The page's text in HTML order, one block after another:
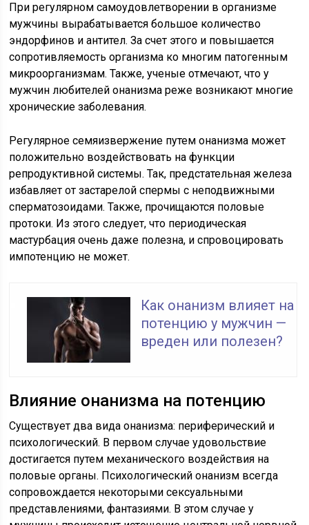
При регулярном самоудовлетворении в организме
мужчины вырабатывается большое количество
эндорфинов и антител. За счет этого и повышается
сопротивляемость организма ко многим патогенным
микроорганизмам. Также, ученые отмечают, что у
мужчин любителей онанизма реже возникают многие
хронические заболевания.
Регулярное семяизвержение путем онанизма может
положительно воздействовать на функции
репродуктивной системы. Так, предстательная железа
избавляет от застарелой спермы с неподвижными
сперматозоидами. Также, прочищаются половые
протоки. Из этого следует, что периодическая
мастурбация очень даже полезна, и спровоцировать
импотенцию не может.
Как онанизм влияет на
потенцию у мужчин —
вреден или полезен?
Влияние онанизма на потенцию
Существует два вида онанизма: периферический и
психологический. В первом случае удовольствие
достигается путем механического воздействия на
половые органы. Психологический онанизм всегда
сопровождается некоторыми сексуальными
представлениями, фантазиями. В этом случае у